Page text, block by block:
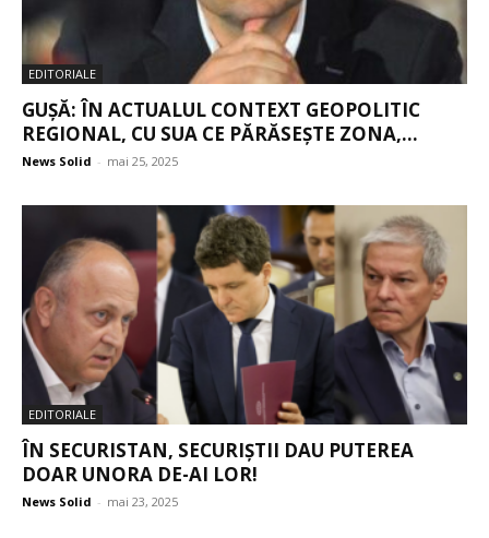
EDITORIALE
GUȘĂ: ÎN ACTUALUL CONTEXT GEOPOLITIC
REGIONAL, CU SUA CE PĂRĂSEȘTE ZONA,...
News Solid - mai 25, 2025
EDITORIALE
ÎN SECURISTAN, SECURIȘTII DAU PUTEREA
DOAR UNORA DE-AI LOR!
News Solid - mai 23, 2025